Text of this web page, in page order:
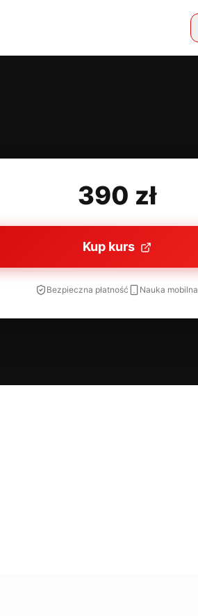
390 zł
Kup kurs
Bezpieczna płatność Nauka mobilna